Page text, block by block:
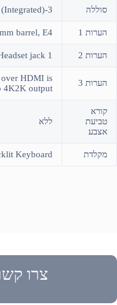
סוללה 3-Cell Battery, 41WHr (Integrated)
הערות 1 barrel, E4
הערות 2 1 Headset jack
הערות 3
over HDMI is
4K2K output
קורא
טביעת
אצבע
ללא
מקלדת Keyboard
צרו